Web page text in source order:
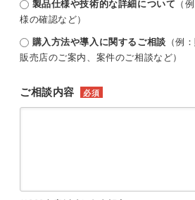
製品仕様や技術的な詳細について （
様の確認など）
購入方法や導入に関するご相談 （例
販売店のご案内、案件のご相談など）
ご相談内容 必須